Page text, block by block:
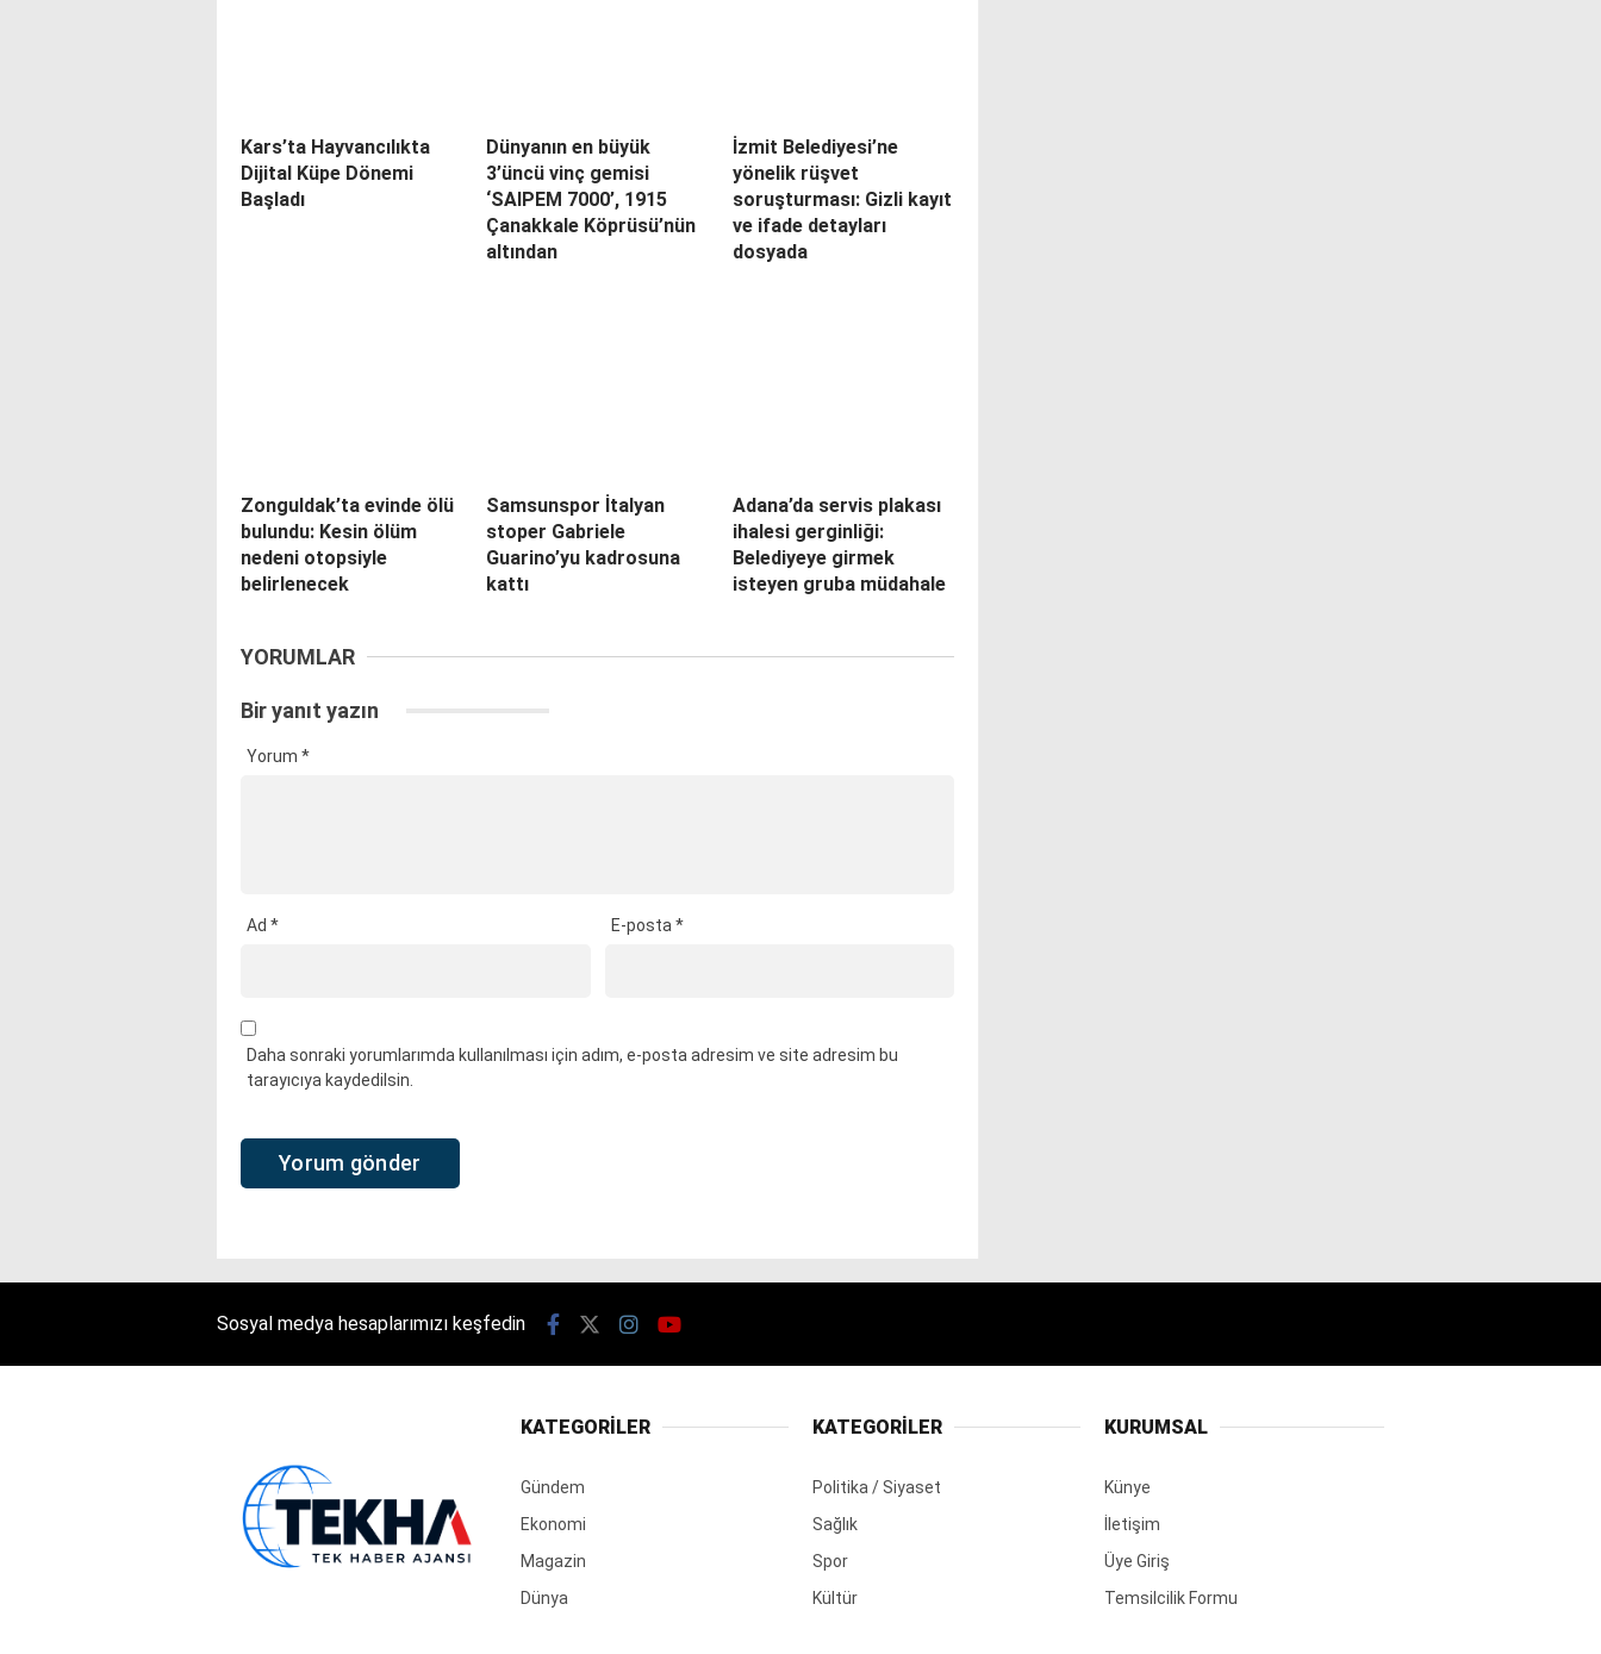
Kars’ta Hayvancılıkta
Dijital Küpe Dönemi
Başladı
Dünyanın en büyük
3’üncü vinç gemisi
‘SAIPEM 7000’, 1915
Çanakkale Köprüsü’nün
altından
İzmit Belediyesi’ne
yönelik rüşvet
soruşturması: Gizli kayıt
ve ifade detayları
dosyada
Zonguldak’ta evinde ölü
bulundu: Kesin ölüm
nedeni otopsiyle
belirlenecek
Samsunspor İtalyan
stoper Gabriele
Guarino’yu kadrosuna
kattı
Adana’da servis plakası
ihalesi gerginliği:
Belediyeye girmek
isteyen gruba müdahale
YORUMLAR
Bir yanıt yazın
Yorum *
Ad * E-posta*
Daha sonraki yorumlarımda kullanılması için adım, e-posta adresim ve site adresim bu
tarayıcıya kaydedilsin.
Sosyal medya hesaplarımızı keşfedin
KATEGORİLER
Gündem
Ekonomi
Magazin
Dünya
KATEGORİLER
Politika / Siyaset
Sağlık
Spor
Kültür
KURUMSAL
Künye
İletişim
Üye Giriş
Temsilcilik Formu